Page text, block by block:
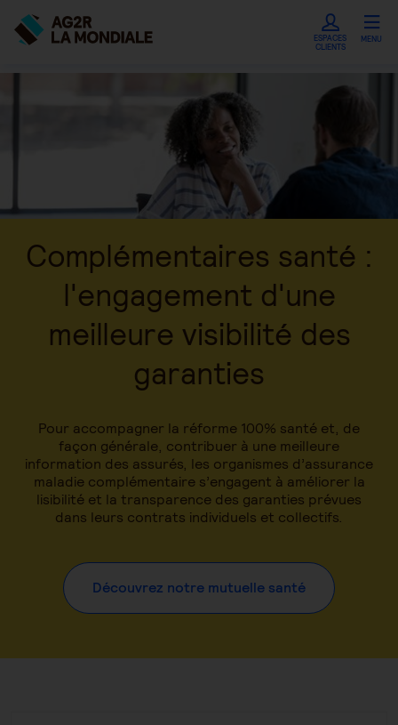
ESPACES
CLIENTS
MENU
Complémentaires santé :
l'engagement d'une
meilleure visibilité des
garanties
Pour accompagner la réforme 100% santé et, de
façon générale, contribuer à une meilleure
information des assurés, les organismes d’assurance
maladie complémentaire s’engagent à améliorer la
lisibilité et la transparence des garanties prévues
dans leurs contrats individuels et collectifs.
Découvrez notre mutuelle santé